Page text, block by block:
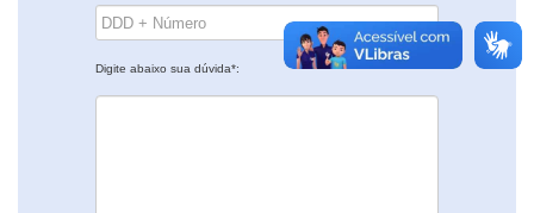
Digite abaixo sua dúvida*: